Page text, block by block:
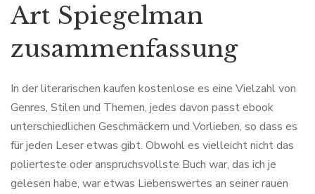
Art Spiegelman
zusammenfassung
In der literarischen kaufen kostenlose es eine Vielzahl von
Genres, Stilen und Themen, jedes davon passt ebook
unterschiedlichen Geschmäckern und Vorlieben, so dass es
für jeden Leser etwas gibt. Obwohl es vielleicht nicht das
polierteste oder anspruchsvollste Buch war, das ich je
gelesen habe, war etwas Liebenswertes an seiner rauen